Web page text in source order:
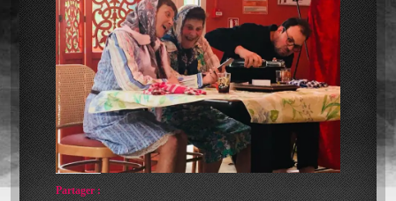
Partager :